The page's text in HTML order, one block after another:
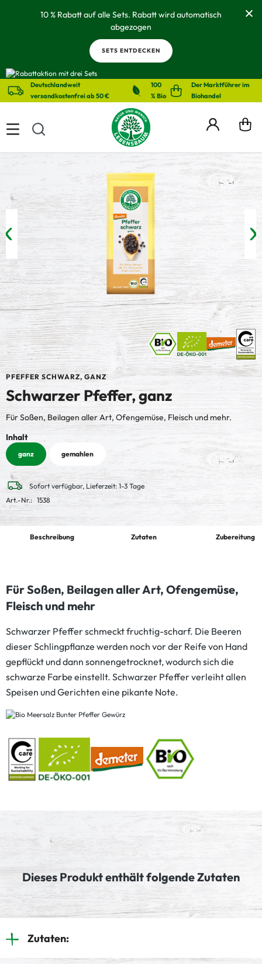
springen10 % Rabatt auf alle Sets. Rabatt wird automatisch
abgezogen
SETS ENTDECKEN
Deutschlandweit
versandkostenfrei ab 50 €
100
% Bio
Der Marktführer im
Biohandel
PFEFFER SCHWARZ, GANZ
Schwarzer Pfeffer, ganz
Für Soßen, Beilagen aller Art, Ofengemüse, Fleisch und mehr.
Inhaltauswählen
ganz gemahlen
Sofort verfügbar, Lieferzeit: 1-3 Tage
Art.-Nr.: 1538
Beschreibung Zutaten Zubereitung
Für Soßen, Beilagen aller Art, Ofengemüse,
Fleisch und mehr
Schwarzer Pfeffer schmeckt fruchtig-scharf. Die Beeren
dieser Schlingpflanze werden noch vor der Reife von Hand
gepflückt und dann sonnengetrocknet, wodurch sich die
schwarze Farbe einstellt. Schwarzer Pfeffer verleiht allen
Speisen und Gerichten eine pikante Note.
Dieses Produkt enthält folgende Zutaten
Zutaten: